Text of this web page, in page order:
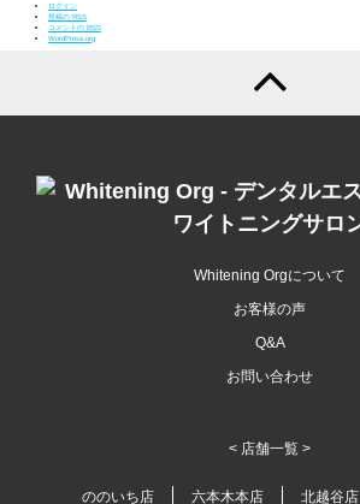
ログイン
投稿の RSS
コメントの RSS
WordPress.org
Whitening Orgについて
お客様の声
Q&A
お問い合わせ
< 店舗一覧 >
ののいち店 六本木本店 北越谷店